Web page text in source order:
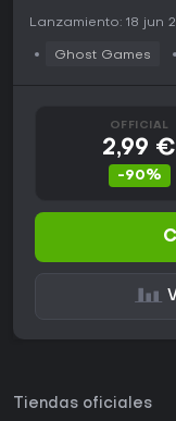
Lanzamiento: 18 jun
Ghost Games
OFFICIAL
2,99 €
-90%
Tiendas oficiales